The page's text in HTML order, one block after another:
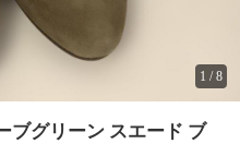
1 /8
ブグリーン スエード ブ